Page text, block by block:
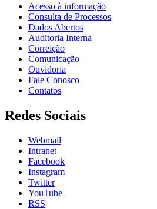
Acesso à informação
Consulta de Processos
Dados Abertos
Auditoria Interna
Correição
Comunicação
Ouvidoria
Fale Conosco
Contatos
Redes Sociais
Webmail
Intranet
Facebook
Instagram
Twitter
YouTube
RSS